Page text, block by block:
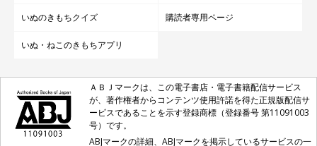
いぬのきもちクイズ 購読者専用ページ
いぬ・ねこのきもちアプリ
ＡＢＪマークは、この電子書店・電子書籍配信サービス
が、著作権者からコンテンツ使用許諾を得た正規版配信サ
ービスであることを示す登録商標（登録番号 第11091003
号）です。
ABJマークの詳細、ABJマークを掲示しているサービスの一